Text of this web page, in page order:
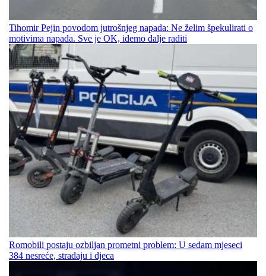
Tihomir Pejin povodom jutrošnjeg napada: Ne želim špekulirati o
motivima napada. Sve je OK, idemo dalje raditi
Romobili postaju ozbiljan prometni problem: U sedam mjeseci
384 nesreće, stradaju i djeca